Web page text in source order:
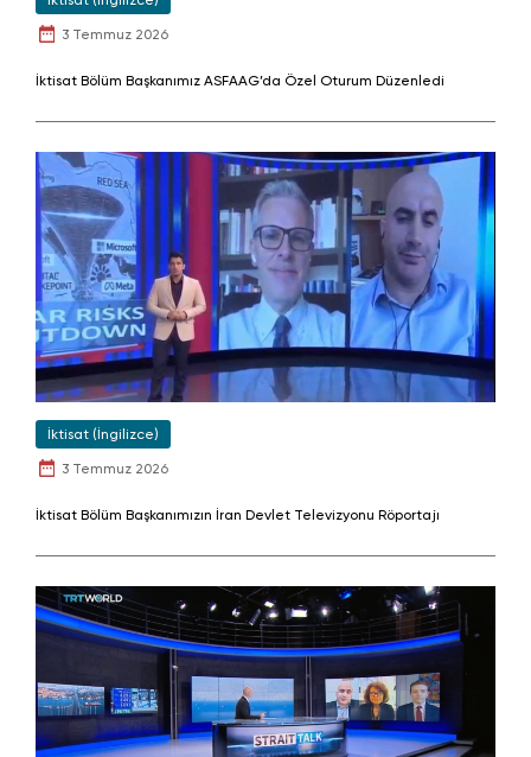
3 Temmuz 2026
İktisat Bölüm Başkanımız ASFAAG’da Özel Oturum Düzenledi
İktisat (İngilizce)
3 Temmuz 2026
İktisat Bölüm Başkanımızın İran Devlet Televizyonu Röportajı